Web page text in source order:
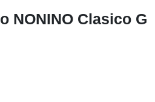
NONINO Clasico G